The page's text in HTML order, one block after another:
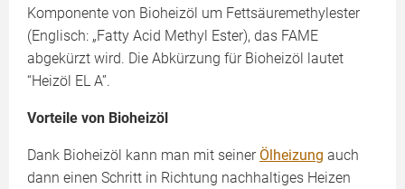
Komponente von Bioheizöl um Fettsäuremethylester
(Englisch: „Fatty Acid Methyl Ester), das FAME
abgekürzt wird. Die Abkürzung für Bioheizöl lautet
“Heizöl EL A”.
Vorteile von Bioheizöl
Dank Bioheizöl kann man mit seiner Ölheizung auch
dann einen Schritt in Richtung nachhaltiges Heizen